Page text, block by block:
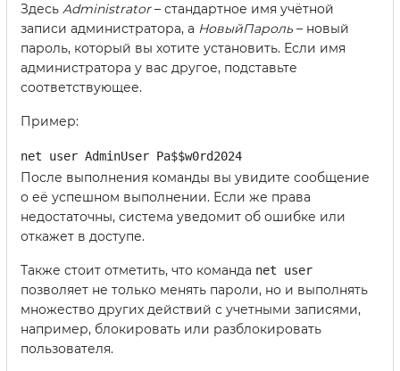
Здесь Administrator– стандартное имя учётной
записи администратора, а НовыйПароль – новый
пароль, который вы хотите установить. Если имя
администратора у вас другое, подставьте
соответствующее.
Пример:
net user AdminUser Pa$$w0rd2024
После выполнения команды вы увидите сообщение
о её успешном выполнении. Если же права
недостаточны, система уведомит об ошибке или
откажет в доступе.
Также стоит отметить, что команда net user
позволяет не только менять пароли, но и выполнять
множество других действий с учетными записями,
например, блокировать или разблокировать
пользователя.